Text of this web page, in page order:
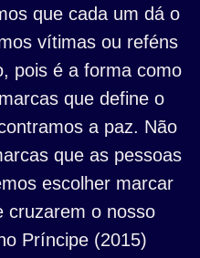
que cada um dá o
vítimas ou reféns
pois é a forma como
que define o
a paz. Não
que as pessoas
escolher marcar
cruzarem o nosso
Príncipe (2015)